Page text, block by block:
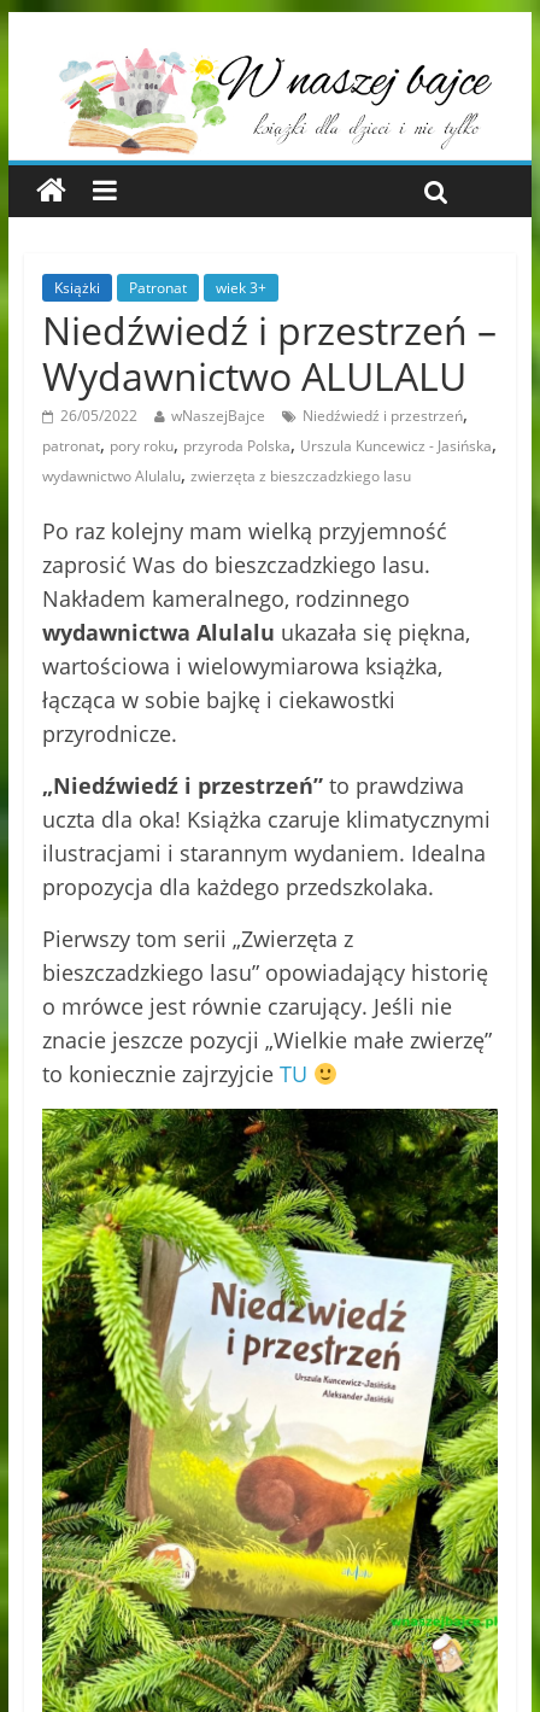
Książki Patronat wiek 3+
Niedźwiedź i przestrzeń –
Wydawnictwo ALULALU
26/05/2022 wNaszejBajce Niedźwiedź i przestrzeń,
patronat, pory roku, przyroda Polska, Urszula Kuncewicz - Jasińska,
wydawnictwo Alulalu, zwierzęta z bieszczadzkiego lasu
Po raz kolejny mam wielką przyjemność
zaprosić Was do bieszczadzkiego lasu.
Nakładem kameralnego, rodzinnego
wydawnictwa Alulalu ukazała się piękna,
wartościowa i wielowymiarowa książka,
łącząca w sobie bajkę i ciekawostki
przyrodnicze.
„Niedźwiedź i przestrzeń” to prawdziwa
uczta dla oka! Książka czaruje klimatycznymi
ilustracjami i starannym wydaniem. Idealna
propozycja dla każdego przedszkolaka.
Pierwszy tom serii „Zwierzęta z
bieszczadzkiego lasu” opowiadający historię
o mrówce jest równie czarujący. Jeśli nie
znacie jeszcze pozycji „Wielkie małe zwierzę”
to koniecznie zajrzyjcie TU